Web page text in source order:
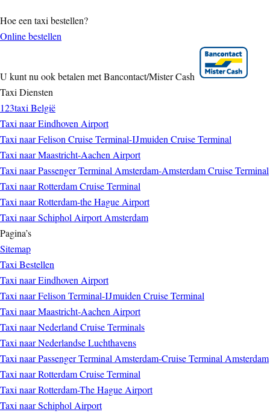
Hoe een taxi bestellen?
Online bestellen
U kunt nu ook betalen met Bancontact/Mister Cash
Taxi Diensten
123taxi België
Taxi naar Eindhoven Airport
Taxi naar Felison Cruise Terminal-IJmuiden Cruise Terminal
Taxi naar Maastricht-Aachen Airport
Taxi naar Passenger Terminal Amsterdam-Amsterdam Cruise Terminal
Taxi naar Rotterdam Cruise Terminal
Taxi naar Rotterdam-the Hague Airport
Taxi naar Schiphol Airport Amsterdam
Pagina’s
Sitemap
Taxi Bestellen
Taxi naar Eindhoven Airport
Taxi naar Felison Terminal-IJmuiden Cruise Terminal
Taxi naar Maastricht-Aachen Airport
Taxi naar Nederland Cruise Terminals
Taxi naar Nederlandse Luchthavens
Taxi naar Passenger Terminal Amsterdam-Cruise Terminal Amsterdam
Taxi naar Rotterdam Cruise Terminal
Taxi naar Rotterdam-The Hague Airport
Taxi naar Schiphol Airport